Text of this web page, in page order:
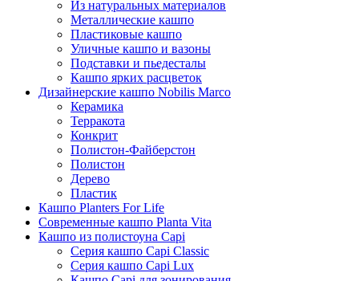
Из натуральных материалов
Металлические кашпо
Пластиковые кашпо
Уличные кашпо и вазоны
Подставки и пьедесталы
Кашпо ярких расцветок
Дизайнерские кашпо Nobilis Marco
Керамика
Терракота
Конкрит
Полистон-Файберстон
Полистон
Дерево
Пластик
Кашпо Planters For Life
Современные кашпо Planta Vita
Кашпо из полистоуна Capi
Серия кашпо Capi Classic
Серия кашпо Capi Lux